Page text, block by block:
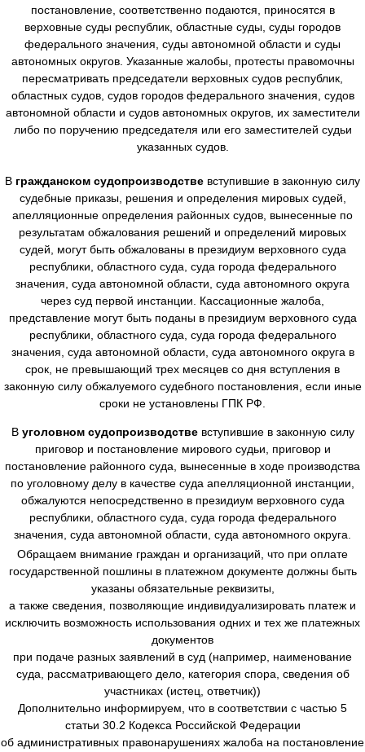
постановление, соответственно подаются, приносятся в
верховные суды республик, областные суды, суды городов
федерального значения, суды автономной области и суды
автономных округов. Указанные жалобы, протесты правомочны
пересматривать председатели верховных судов республик,
областных судов, судов городов федерального значения, судов
автономной области и судов автономных округов, их заместители
либо по поручению председателя или его заместителей судьи
указанных судов.
В гражданском судопроизводстве вступившие в законную силу
судебные приказы, решения и определения мировых судей,
апелляционные определения районных судов, вынесенные по
результатам обжалования решений и определений мировых
судей, могут быть обжалованы в президиум верховного суда
республики, областного суда, суда города федерального
значения, суда автономной области, суда автономного округа
через суд первой инстанции. Кассационные жалоба,
представление могут быть поданы в президиум верховного суда
республики, областного суда, суда города федерального
значения, суда автономной области, суда автономного округа в
срок, не превышающий трех месяцев со дня вступления в
законную силу обжалуемого судебного постановления, если иные
сроки не установлены ГПК РФ.
В уголовном судопроизводствевступившие в законную силу
приговор и постановление мирового судьи, приговор и
постановление районного суда, вынесенные в ходе производства
по уголовному делу в качестве суда апелляционной инстанции,
обжалуются непосредственно в президиум верховного суда
республики, областного суда, суда города федерального
значения, суда автономной области, суда автономного округа.
Обращаем внимание граждан и организаций, что при оплате
государственной пошлины в платежном документе должны быть
указаны обязательные реквизиты,
а также сведения, позволяющие индивидуализировать платеж и
исключить возможность использования одних и тех же платежных
документов
при подаче разных заявлений в суд (например, наименование
суда, рассматривающего дело, категория спора, сведения об
участниках (истец, ответчик))
Дополнительно информируем, что в соответствии с частью 5
статьи 30.2 Кодекса Российской Федерации
об административных правонарушениях жалоба на постановление